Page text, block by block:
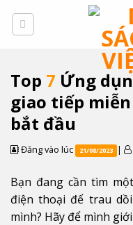
Top 7 Ứng
giao tiếp
bắt đầu
Đăng vào lúc 21/08/2023 |
Bạn đang cần tìm
điện thoại để trau
mình? Hãy để mình